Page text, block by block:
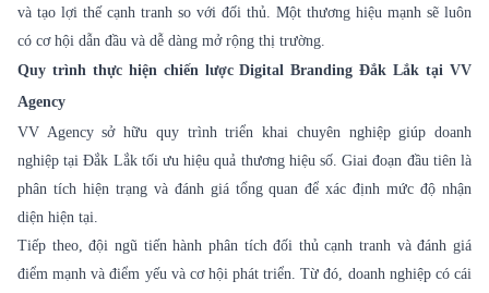
và tạo lợi thế cạnh tranh so với đối thủ. Một thương hiệu mạnh sẽ luôn
có cơ hội dẫn đầu và dễ dàng mở rộng thị trường.
Quy trình thực hiện chiến lược Digital Branding Đắk Lắk tại VV
Agency
VV Agency sở hữu quy trình triển khai chuyên nghiệp giúp doanh
nghiệp tại Đắk Lắk tối ưu hiệu quả thương hiệu số. Giai đoạn đầu tiên là
phân tích hiện trạng và đánh giá tổng quan để xác định mức độ nhận
diện hiện tại.
Tiếp theo, đội ngũ tiến hành phân tích đối thủ cạnh tranh và đánh giá
điểm mạnh và điểm yếu và cơ hội phát triển. Từ đó, doanh nghiệp có cái